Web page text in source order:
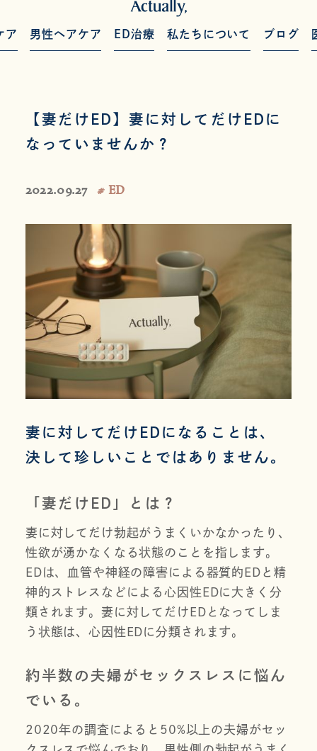
ア 男性ヘアケア ED治療 私たちについて ブログ
【妻だけED】妻に対してだけEDに
なっていませんか？
2022.09.27 # ED
妻に対してだけEDになることは、
決して珍しいことではありません。
「妻だけED」とは？
妻に対してだけ勃起がうまくいかなかったり、
性欲が湧かなくなる状態のことを指します。
EDは、血管や神経の障害による器質的EDと精
神的ストレスなどによる心因性EDに大きく分
類されます。妻に対してだけEDとなってしま
う状態は、心因性EDに分類されます。
約半数の夫婦がセックスレスに悩ん
でいる。
2020年の調査によると50%以上の夫婦がセッ